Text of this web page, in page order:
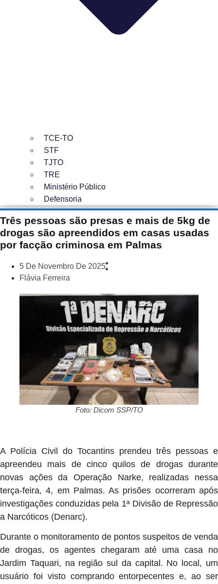
TCE-TO
STF
TJTO
TRE
Ministério Público
Defensoria
Três pessoas são presas e mais de 5kg de
drogas são apreendidos em casas usadas
por facção criminosa em Palmas
5 De Novembro De 2025
Flávia Ferreira
Foto: Dicom SSP/TO
A Polícia Civil do Tocantins prendeu três pessoas e
apreendeu mais de cinco quilos de drogas durante
novas ações da Operação Narke, realizadas nessa
terça-feira, 4, em Palmas. As prisões ocorreram após
investigações conduzidas pela 1ª Divisão de Repressão
a Narcóticos (Denarc).
Durante o monitoramento de pontos suspeitos de venda
de drogas, os agentes chegaram até uma casa no
Jardim Taquari, na região sul da capital. No local, um
usuário foi visto comprando entorpecentes e, ao ser